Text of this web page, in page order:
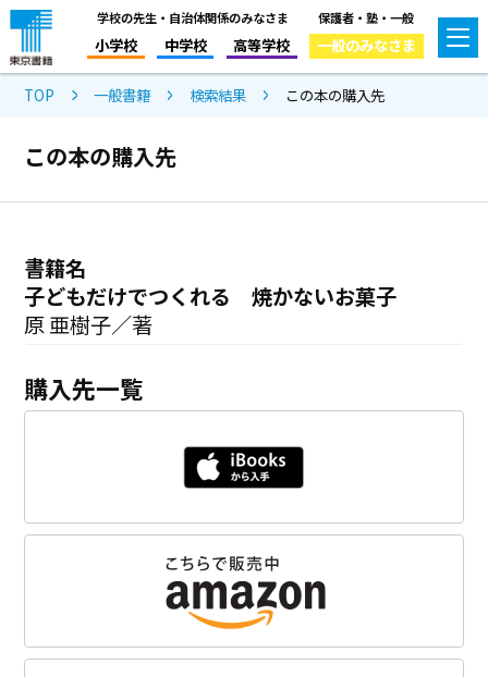
学校の先生・自治体関係のみなさま
小学校 中学校 高等学校
保護者・塾・一般
一般のみなさま
TOP 一般書籍 検索結果 この本の購入先
この本の購入先
書籍名
子どもだけでつくれる 焼かないお菓子
原 亜樹子／著
購入先一覧